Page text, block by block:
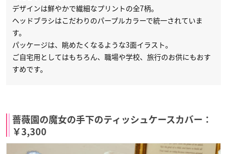
デザインは鮮やかで繊細なプリントの全7柄。
ヘッドブラシはこだわりのパープルカラーで統一されていま
す。
パッケージは、眺めたくなるような3面イラスト。
ご自宅用としてはもちろん、職場や学校、旅行のお供にもおす
すめです。
薔薇園の魔女の手下のティッシュケースカバー：
￥3,300